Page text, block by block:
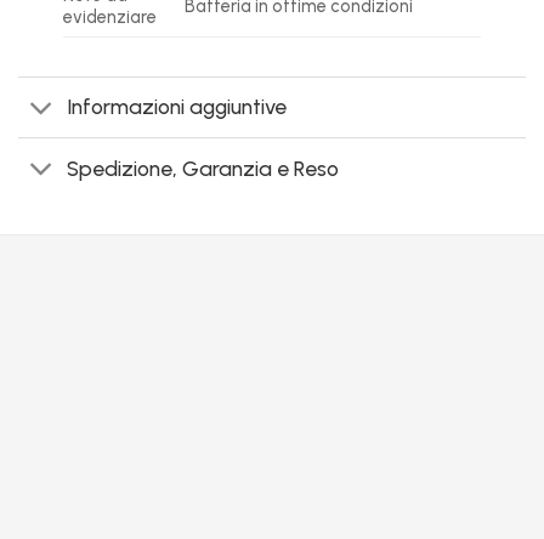
evidenziare
Batteria in ottime condizioni
Informazioni aggiuntive
Spedizione, Garanzia e Reso